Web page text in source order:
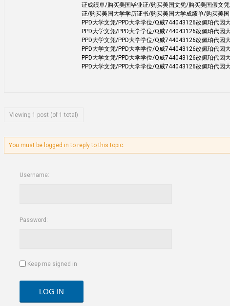
证成绩单/购买美国毕业证/购买美国文凭/购买美国假文
证/购买美国大学学历证书/购买美国大学成绩单/购买美
PPD大学文凭/PPD大学学位/Q威744043126改佩珀代因
PPD大学文凭/PPD大学学位/Q威744043126改佩珀代因
PPD大学文凭/PPD大学学位/Q威744043126改佩珀代因
PPD大学文凭/PPD大学学位/Q威744043126改佩珀代因
PPD大学文凭/PPD大学学位/Q威744043126改佩珀代因
PPD大学文凭/PPD大学学位/Q威744043126改佩珀代因
Viewing 1 post (of 1 total)
You must be logged in to reply to this topic.
Username:
Password:
Keep me signed in
LOG IN